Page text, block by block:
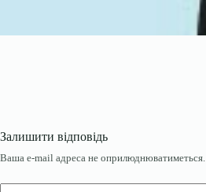
Залишити відповідь
Ваша e-mail адреса не оприлюднюватиметься.